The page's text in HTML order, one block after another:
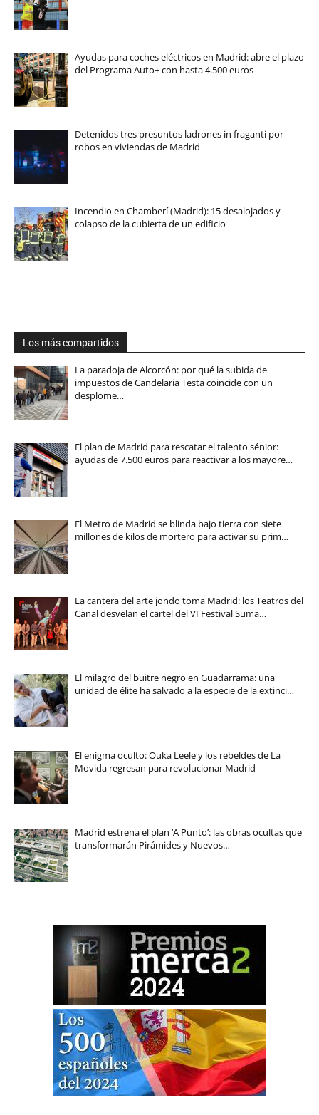
Ayudas para coches eléctricos en Madrid: abre el plazo
del Programa Auto+ con hasta 4.500 euros
Detenidos tres presuntos ladrones in fraganti por
robos en viviendas de Madrid
Incendio en Chamberí (Madrid): 15 desalojados y
colapso de la cubierta de un edificio
Los más compartidos
La paradoja de Alcorcón: por qué la subida de
impuestos de Candelaria Testa coincide con un
desplome…
El plan de Madrid para rescatar el talento sénior:
ayudas de 7.500 euros para reactivar a los mayore…
El Metro de Madrid se blinda bajo tierra con siete
millones de kilos de mortero para activar su prim…
La cantera del arte jondo toma Madrid: los Teatros del
Canal desvelan el cartel del VI Festival Suma…
El milagro del buitre negro en Guadarrama: una
unidad de élite ha salvado a la especie de la extinci…
El enigma oculto: Ouka Leele y los rebeldes de La
Movida regresan para revolucionar Madrid
Madrid estrena el plan ‘A Punto’: las obras ocultas que
transformarán Pirámides y Nuevos…